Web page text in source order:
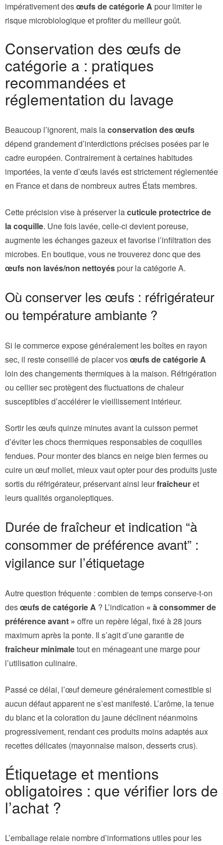
impérativement desœufs de catégorie A pour limiter le
risque microbiologique et profiter du meilleur goût.
Conservation des œufs de
catégorie a : pratiques
recommandées et
réglementation du lavage
Beaucoup l’ignorent, mais laconservation des œufs
dépend grandement d’interdictions précises posées par le
cadre européen. Contrairement à certaines habitudes
importées, la vente d’œufs lavés est strictement réglementée
en France et dans de nombreux autres États membres.
Cette précision vise à préserver lacuticule protectrice de
la coquille. Une fois lavée, celle-ci devient poreuse,
augmente les échanges gazeux et favorise l’infiltration des
microbes. En boutique, vous ne trouverez donc que des
œufs non lavés/non nettoyés pour la catégorie A.
Où conserver les œufs : réfrigérateur
ou température ambiante ?
Si le commerce expose généralement les boîtes en rayon
sec, il reste conseillé de placer vosœufs de catégorie A
loin des changements thermiques à la maison. Réfrigération
ou cellier sec protègent des fluctuations de chaleur
susceptibles d’accélérer le vieillissement intérieur.
Sortir les œufs quinze minutes avant la cuisson permet
d’éviter les chocs thermiques responsables de coquilles
fendues. Pour monter des blancs en neige bien fermes ou
cuire un œuf mollet, mieux vaut opter pour des produits juste
sortis du réfrigérateur, préservant ainsi leurfraîcheuret
leurs qualités organoleptiques.
Durée de fraîcheur et indication “à
consommer de préférence avant” :
vigilance sur l’étiquetage
Autre question fréquente : combien de temps conserve-t-on
desœufs de catégorie A ? L’indication « à consommer de
préférence avant » offre un repère légal, fixé à 28 jours
maximum après la ponte. Il s’agit d’une garantie de
fraîcheur minimaletout en ménageant une marge pour
l’utilisation culinaire.
Passé ce délai, l’œuf demeure généralement comestible si
aucun défaut apparent ne s’est manifesté. L’arôme, la tenue
du blanc et la coloration du jaune déclinent néanmoins
progressivement, rendant ces produits moins adaptés aux
recettes délicates (mayonnaise maison, desserts crus).
Étiquetage et mentions
obligatoires : que vérifier lors de
l’achat ?
L’emballage relaie nombre d’informations utiles pour les